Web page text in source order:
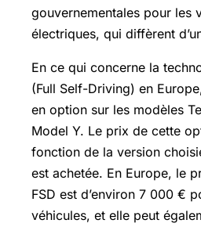
gouvernementales pour les
électriques, qui diffèrent
En ce qui concerne la
(Full Self-Driving) en
en option sur les modèles
Model Y. Le prix de cette
fonction de la version
est achetée. En Europe, le
FSD est d’environ 7 000 €
véhicules, et elle peut